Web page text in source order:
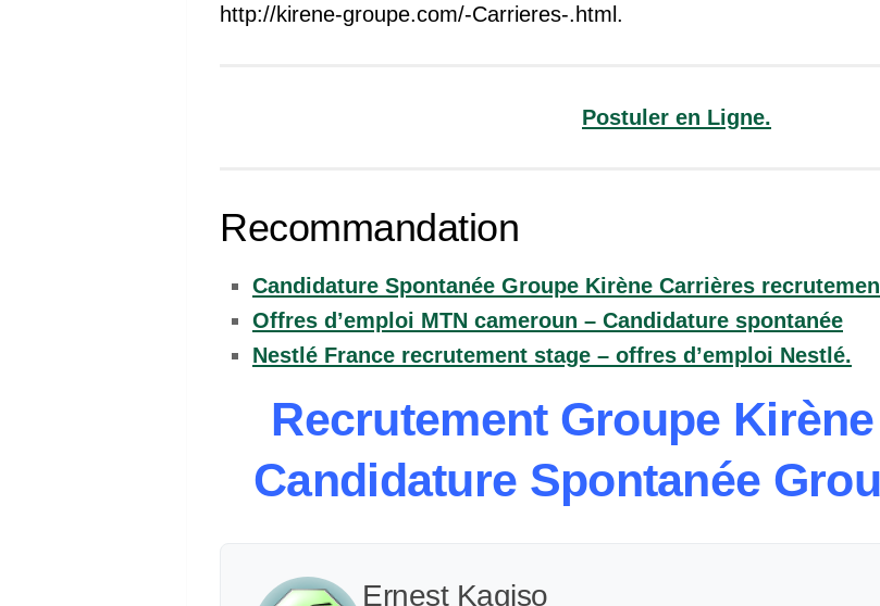
http://kirene-groupe.com/-Carrieres-.html.
Postuler en Ligne.
Recommandation
Candidature Spontanée Groupe Kirène Carrières
Offres d’emploi MTN cameroun – Candidature spontanée
Nestlé France recrutement stage – offres d’emploi Nestlé.
Recrutement Groupe
Candidature Spontanée
Ernest Kagiso